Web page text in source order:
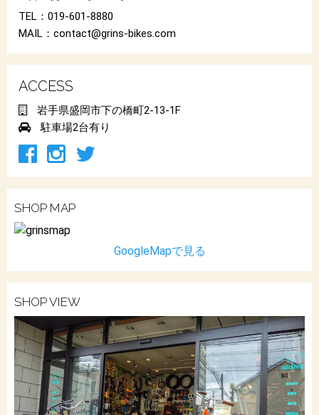
TEL：019-601-8880
MAIL：contact@grins-bikes.com
ACCESS
岩手県盛岡市下の橋町2-13-1F
駐車場2台有り
SHOP MAP
GoogleMapで見る
SHOP VIEW